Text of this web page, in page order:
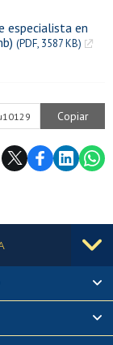
especialista en
(PDF, 3587 KB)
Copiar